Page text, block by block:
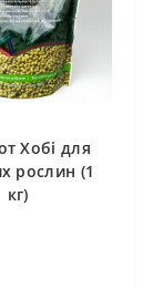
Хобі для
рослин (1
кг)